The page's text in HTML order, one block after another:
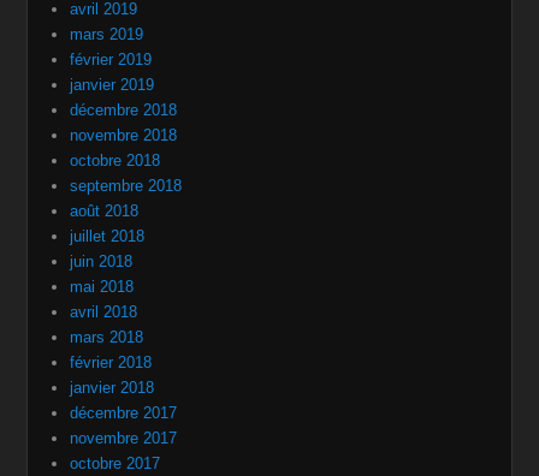
avril 2019
mars 2019
février 2019
janvier 2019
décembre 2018
novembre 2018
octobre 2018
septembre 2018
août 2018
juillet 2018
juin 2018
mai 2018
avril 2018
mars 2018
février 2018
janvier 2018
décembre 2017
novembre 2017
octobre 2017